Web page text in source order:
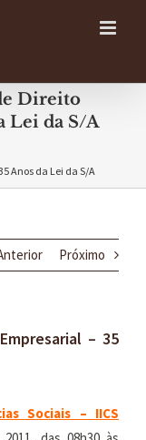
Direito
Lei da S/A
Anos da Lei da S/A
Próximo
– 35
Sociais – IICS